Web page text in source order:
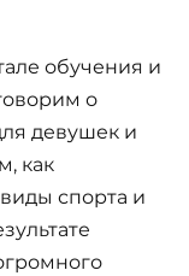
обучения и
о
девушек и
как
спорта и